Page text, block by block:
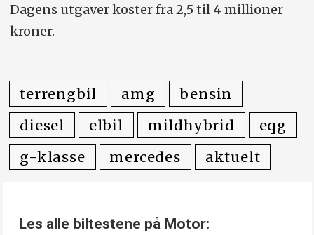
Dagens utgaver koster fra 2,5 til 4 millioner
kroner.
terrengbil amg
bensin
diesel
elbil mildhybrid
eqg
g-klasse
mercedes aktuelt
Les alle biltestene på Motor: